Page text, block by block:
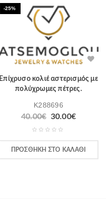
-25%
Επίχρυσο κολιέ αστερισμός με
πολύχρωμες πέτρες.
K288696
40.00€ 30.00€
ΠΡΟΣΘΉΚΗ ΣΤΟ ΚΑΛΆΘΙ